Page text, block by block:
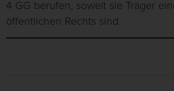
4 GG berufen, soweit sie Träger
öffentlichen Rechts sind.